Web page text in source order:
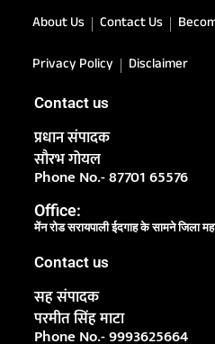
About Us Contact Us
Privacy Policy
Disclaimer
Contact us
प्रधान संपादक
सौरभ गोयल
Phone No.- 87701 65576
Office:
मेंन रोड सरायपाली ईदगाह के सामने जिला
Contact us
सह संपादक
परमीत सिंह माटा
Phone No.- 9993625664